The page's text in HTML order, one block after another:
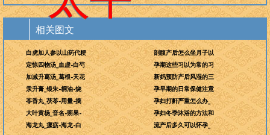
相关图文
白虎加人参以山药代粳
定惊四物汤_血虚-白芍
加减升葛汤_葛根-天花
汞升膏_银朱-桐油-烧
苓香丸_茯苓-用量-摘
大叶黄杨_音名-蒴果-
海龙丸_瘰疬-海龙-白
剖腹产后怎么坐月子以
孕期这些习以为常的习
新妈预防产后风湿的三
孕早期的日常保健注意
孕妇打鼾严重怎么办_
孕妇冬季沐浴的方法和
流产后多久可以怀孕_